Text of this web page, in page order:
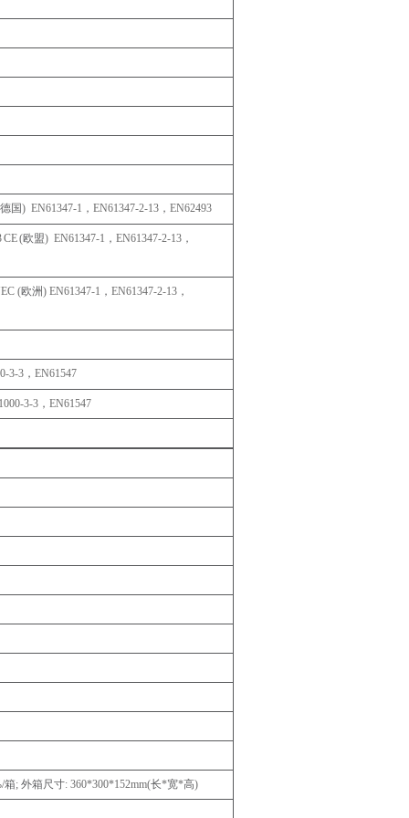
德国) EN61347-1 ， EN61347-2-13 ， EN62493
CE(欧盟) EN61347-1 ， EN61347-2-13 ，
(欧洲) EN61347-1 ， EN61347-2-13 ，
3-3 ， EN61547
3-3 ， EN61547
箱; 外箱尺寸: 360*300*152mm(长*宽*高)